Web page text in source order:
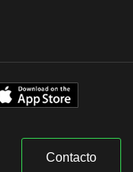
Contacto